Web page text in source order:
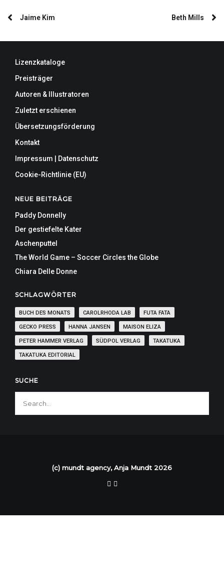
Jaime Kim Beth Mills
Lizenzkataloge
Preisträger
Autoren & Illustratoren
Zuletzt erschienen
Übersetzungsförderung
Kontakt
Impressum | Datenschutz
Cookie-Richtlinie (EU)
NEUE BEITRÄGE
Paddy Donnelly
Der gestiefelte Kater
Aschenputtel
The World Game – Soccer Circles the Globe
Chiara Delle Donne
SCHLAGWÖRTER
BUCH DES MONATS CAROLRHODA LAB FUTA FATA
GECKO PRESS HANNA JANSEN MAISON ELIZA
PETER HAMMER VERLAG SÜDPOL VERLAG TAKATUKA
TAKATUKA EDITORIAL
SUCHE
(c) mundt agency, Anja Mundt 2026